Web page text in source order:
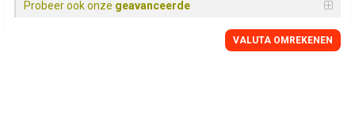
Probeer ook onze geavanceerde
VALUTA OMREKENEN